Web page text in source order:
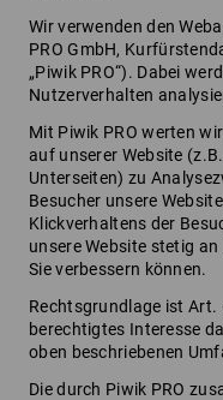
Wir verwenden den
PRO GmbH,
„Piwik PRO“). Dabei
Nutzerverhalten
Mit Piwik PRO werten
auf unserer Website
Unterseiten) zu
Besucher unsere
Klickverhaltens der
unsere Website stetig
Sie verbessern können.
Rechtsgrundlage ist Art.
berechtigtes Interesse
oben beschriebenen
Die durch Piwik PRO